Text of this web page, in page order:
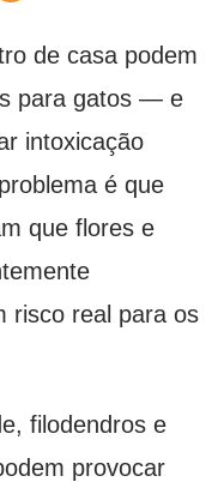
de casa podem
para gatos — e
intoxicação
é que
que flores e
risco real para os
filodendros e
provocar